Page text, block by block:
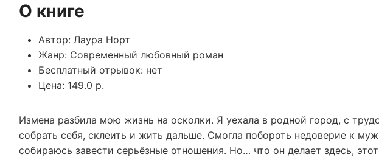
О книге
Автор: Лаура Норт
Жанр: Современный любовный роман
Бесплатный отрывок: нет
Цена: 149.0 р.
Измена разбила мою жизнь на осколки. Я уехала в родной город, с
собрать себя, склеить и жить дальше. Смогла побороть недоверие к
собираюсь завести серьёзные отношения. Но… что он делает здесь,